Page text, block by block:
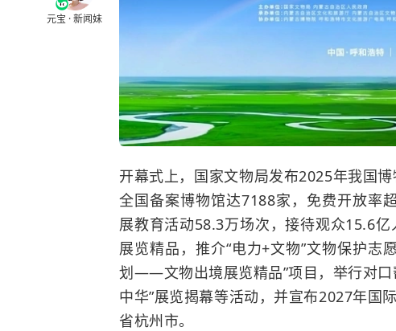
元宝 · 新闻妹
开幕式上，国家文物局发布2025年我国
全国备案博物馆达7188家，免费开放率
展教育活动58.3万场次，接待观众15.6
展览精品，推介“电力+文物”文物保护志
划——文物出境展览精品”项目，举行对口
中华”展览揭幕等活动，并宣布2027年国
省杭州市。